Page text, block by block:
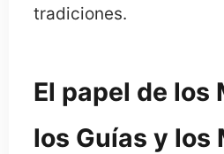
tradiciones.
El papel de los
los Guías y los